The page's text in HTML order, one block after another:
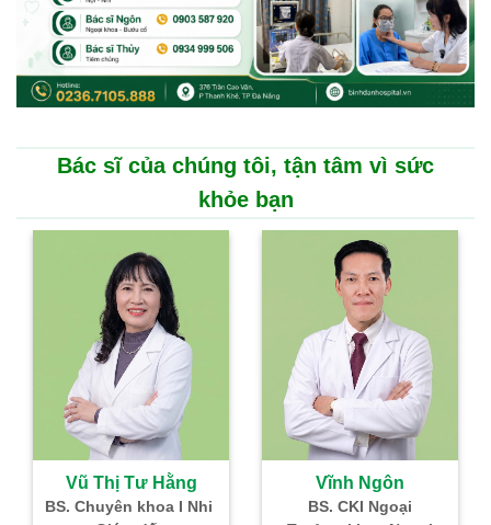
Bác sĩ của chúng tôi, tận tâm vì sức
khỏe bạn
Vĩnh Ngôn
BS. CKI Ngoại